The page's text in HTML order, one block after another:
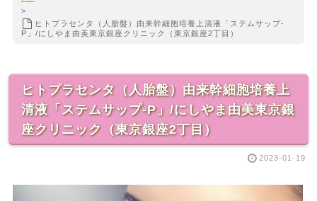
>
ヒトプラセンタ（人胎盤）由来幹細胞培養上清液「ステムサップ-
P」/にしやま由美東京銀座クリニック（東京銀座2丁目）
ヒトプラセンタ（人胎盤）由来幹細胞培養上
清液「ステムサップ-P」/にしやま由美東京銀
座クリニック（東京銀座2丁目）
2023-01-19